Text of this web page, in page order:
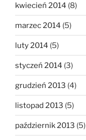
kwiecień 2014 (8)
marzec 2014 (5)
luty 2014 (5)
styczeń 2014 (3)
grudzień 2013 (4)
listopad 2013 (5)
październik 2013 (5)